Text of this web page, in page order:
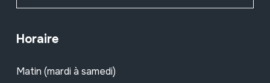
Horaire
Matin (mardi à samedi)